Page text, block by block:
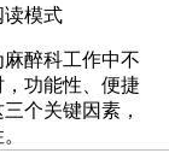
读模式
醉科工作中不
功能性、便捷
个关键因素，